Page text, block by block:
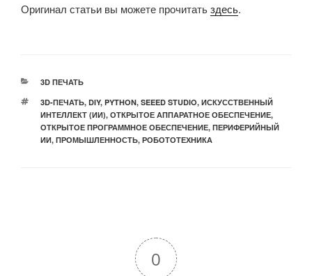
Оригинал статьи вы можете прочитатьздесь.
РУБРИКИ
3D ПЕЧАТЬ
МЕТКИ
3D-ПЕЧАТЬ, DIY, PYTHON, SEEED STUDIO, ИСКУССТВЕННЫЙ
ИНТЕЛЛЕКТ (ИИ), ОТКРЫТОЕ АППАРАТНОЕ ОБЕСПЕЧЕНИЕ,
ОТКРЫТОЕ ПРОГРАММНОЕ ОБЕСПЕЧЕНИЕ, ПЕРИФЕРИЙНЫЙ
ИИ, ПРОМЫШЛЕННОСТЬ, РОБОТОТЕХНИКА
0